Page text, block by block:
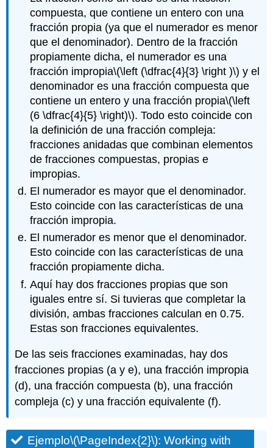
compuesta, que contiene un entero con una
fracción propia (ya que el numerador es menor
que el denominador). Dentro de la fracción
propiamente dicha, el numerador es una
fracción impropia\(\left (\dfrac{4}{3} \right )\) y el
denominador es una fracción compuesta que
contiene un entero y una fracción propia\(\left
(6 \dfrac{4}{5} \right)\). Todo esto coincide con
la definición de una fracción compleja:
fracciones anidadas que combinan elementos
de fracciones compuestas, propias e
impropias.
El numerador es mayor que el denominador.
Esto coincide con las características de una
fracción impropia.
El numerador es menor que el denominador.
Esto coincide con las características de una
fracción propiamente dicha.
Aquí hay dos fracciones propias que son
iguales entre sí. Si tuvieras que completar la
división, ambas fracciones calculan en 0.75.
Estas son fracciones equivalentes.
De las seis fracciones examinadas, hay dos
fracciones propias (a y e), una fracción impropia
(d), una fracción compuesta (b), una fracción
compleja (c) y una fracción equivalente (f).
Ejemplo\(\PageIndex{2}\): Working with